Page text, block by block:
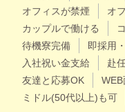
オフィスが禁煙
オ
カップルで働ける
待機寮完備
即採用
入社祝い金支給
赴
友達と応募OK
ミドル(50代以上)も可